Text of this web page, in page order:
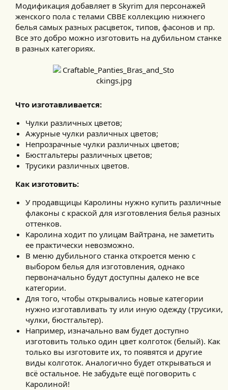
Модификация добавляет в Skyrim для персонажей
женского пола с телами СВВЕ коллекцию нижнего
белья самых разных расцветок, типов, фасонов и пр.
Все это добро можно изготовить на дубильном станке
в разных категориях.​
Что изготавливается:
Чулки различных цветов;
Ажурные чулки различных цветов;
Непрозрачные чулки различных цветов;
Бюстгальтеры различных цветов;
Трусики различных цветов.
Как изготовить:
У продавщицы Каролины нужно купить различные
флаконы с краской для изготовления белья разных
оттенков.
Каролина ходит по улицам Вайтрана, не заметить
ее практически невозможно.
В меню дубильного станка откроется меню с
выбором белья для изготовления, однако
первоначально будут доступны далеко не все
категории.
Для того, чтобы открывались новые категории
нужно изготавливать ту или иную одежду (трусики,
чулки, бюстгальтер).
Например, изначально вам будет доступно
изготовить только один цвет колготок (белый). Как
только вы изготовите их, то появятся и другие
виды колготок. Аналогично будет открываться и
всё остальное. Не забудьте ещё поговорить с
Каролиной!